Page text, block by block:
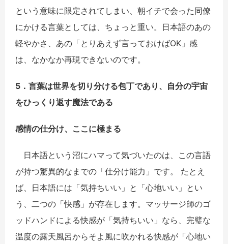
という意味に限定されてしまい、朝イチで会った同僚
にかける言葉としては、ちょっと重い。日本語のあの
軽やかさ、あの「とりあえず言っておけばOK 」感
は、なかなか再現できないのです。
5．言葉は世界を切り分ける包丁であり、自分の宇宙
をひっくり返す魔法である
感情の仕分け、ここに極まる
日本語という沼にハマって気づいたのは、この言語
が持つ驚異的なまでの「仕分け能力」です。 たとえ
ば、日本語には「気持ちいい」と「心地いい」とい
う、二つの「快感」が存在します。マッサージ師のゴ
ッドハンドによる快感が「気持ちいい」なら、完璧な
温度の露天風呂からそよ風に吹かれる快感が「心地い